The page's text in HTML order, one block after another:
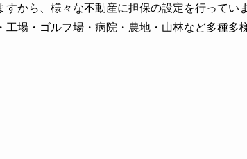
すから、様々な不動産に担保の設定を行って
工場・ゴルフ場・病院・農地・山林など多種多